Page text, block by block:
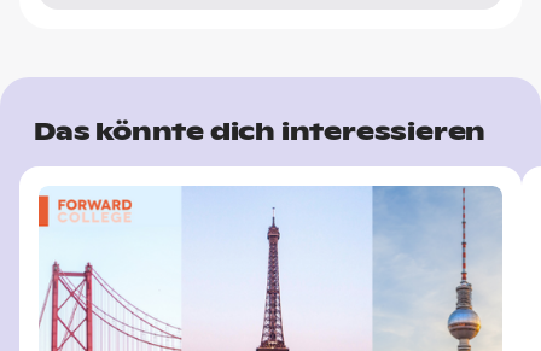
Das könnte dich interessieren